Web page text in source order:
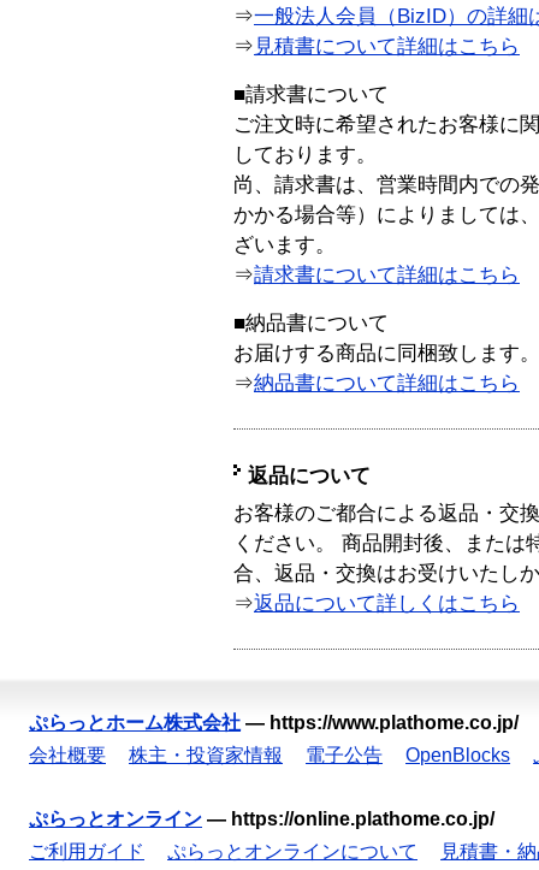
⇒一般法人会員（BizID）の詳細
⇒ 見積書について詳細はこちら
■請求書について
ご注文時に希望されたお客様に
しております。
尚、請求書は、営業時間内での
かかる場合等）によりましては
ざいます。
⇒請求書について詳細はこちら
■納品書について
お届けする商品に同梱致します。
⇒納品書について詳細はこちら
返品について
お客様のご都合による返品・交
ください。 商品開封後、または
合、返品・交換はお受けいたし
⇒返品について詳しくはこちら
ぷらっとホーム株式会社 — https://www.plathome.co.jp/
会社概要
株主・投資家情報 電子公告 OpenBlocks
ぷらっとオンライン — https://online.plathome.co.jp/
ご利用ガイド
ぷらっとオンラインについて 見積書・